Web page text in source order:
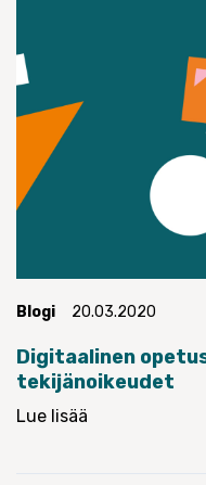
Blogi 20.03.2020
Digitaalinen
tekijänoikeudet
Lue lisää